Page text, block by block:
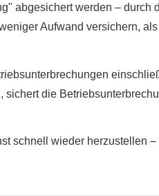
abgesichert werden – durch
Aufwand ver­sichern,
die
schnell wieder herzustellen